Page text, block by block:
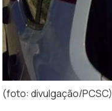
(foto: divulgação/PCSC)